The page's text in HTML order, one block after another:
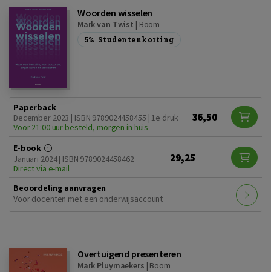
Woorden wisselen
Mark van Twist | Boom
5% Studentenkorting
Paperback
December 2023 | ISBN 9789024458455 | 1e druk
Voor 21:00 uur besteld, morgen in huis
36,50
E-book
Januari 2024 | ISBN 9789024458462
Direct via e-mail
29,25
Beoordeling aanvragen
Voor docenten met een onderwijsaccount
Overtuigend presenteren
Mark Pluymaekers | Boom